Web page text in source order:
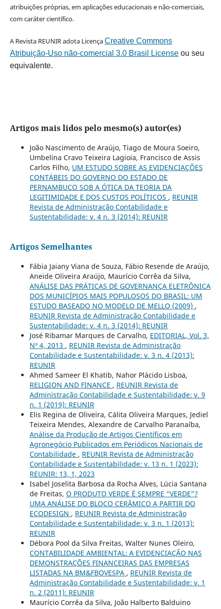
atribuições próprias, em aplicações educacionais e não-comerciais,
com caráter científico.
A Revista REUNIR adota LicençaCreative Commons
Atribuição-Uso não-comercial 3.0 Brasil Licenseou seu
equivalente.
Artigos mais lidos pelo mesmo(s) autor(es)
João Nascimento de Araújo, Tiago de Moura Soeiro,
Umbelina Cravo Teixeira Lagioia, Francisco de Assis
Carlos Filho, UM ESTUDO SOBRE AS EVIDENCIAÇÕES
CONTÁBEIS DO GOVERNO DO ESTADO DE
PERNAMBUCO SOB A ÓTICA DA TEORIA DA
LEGITIMIDADE E DOS CUSTOS POLÍTICOS , REUNIR
Revista de Administração Contabilidade e
Sustentabilidade: v. 4 n. 3 (2014): REUNIR
Artigos Semelhantes
Fábia Jaiany Viana de Souza, Fábio Resende de Araújo,
Aneide Oliveira Araújo, Maurício Corrêa da Silva,
ANÁLISE DAS PRÁTICAS DE GOVERNANÇA ELETRÔNICA
DOS MUNICÍPIOS MAIS POPULOSOS DO BRASIL: UM
ESTUDO BASEADO NO MODELO DE MELLO (2009) ,
REUNIR Revista de Administração Contabilidade e
Sustentabilidade: v. 4 n. 3 (2014): REUNIR
José Ribamar Marques de Carvalho, EDITORIAL, Vol. 3,
Nº 4, 2013 , REUNIR Revista de Administração
Contabilidade e Sustentabilidade: v. 3 n. 4 (2013):
REUNIR
Ahmed Sameer El Khatib, Nahor Plácido Lisboa,
RELIGION AND FINANCE , REUNIR Revista de
Administração Contabilidade e Sustentabilidade: v. 9
n. 1 (2019): REUNIR
Elis Regina de Oliveira, Cálita Oliveira Marques, Jediel
Teixeira Mendes, Alexandre de Carvalho Paranaíba,
Análise da Produção de Artigos Científicos em
Agronegócio Publicados em Periódicos Nacionais de
Contabilidade , REUNIR Revista de Administração
Contabilidade e Sustentabilidade: v. 13 n. 1 (2023):
REUNIR: 13, 1, 2023
Isabel Joselita Barbosa da Rocha Alves, Lúcia Santana
de Freitas, O PRODUTO VERDE É SEMPRE “VERDE”?
UMA ANÁLISE DO BLOCO CERÂMICO A PARTIR DO
ECODESIGN , REUNIR Revista de Administração
Contabilidade e Sustentabilidade: v. 3 n. 1 (2013):
REUNIR
Débora Pool da Silva Freitas, Walter Nunes Oleiro,
CONTABILIDADE AMBIENTAL: A EVIDENCIAÇÃO NAS
DEMONSTRAÇÕES FINANCEIRAS DAS EMPRESAS
LISTADAS NA BM&FBOVESPA , REUNIR Revista de
Administração Contabilidade e Sustentabilidade: v. 1
n. 2 (2011): REUNIR
Maurício Corrêa da Silva, João Halberto Balduino